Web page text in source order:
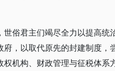
俗君主们竭尽全力以提高
，以取代原先的封建制度，
机构、财政管理与征税体系